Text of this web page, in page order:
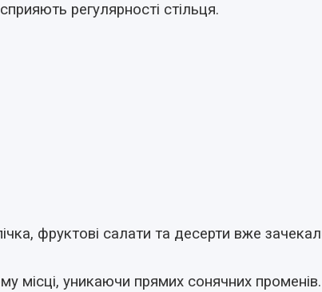
регулярності стільця.
фруктові салати та десерти вже
місці, уникаючи прямих сонячних променів.